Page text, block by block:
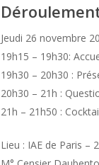
Jeudi 26 novembre
19h15 – 19h30:
19h30 – 20h30 :
20h30 – 21h :
21h – 21h50 :
Lieu : IAE de Paris –